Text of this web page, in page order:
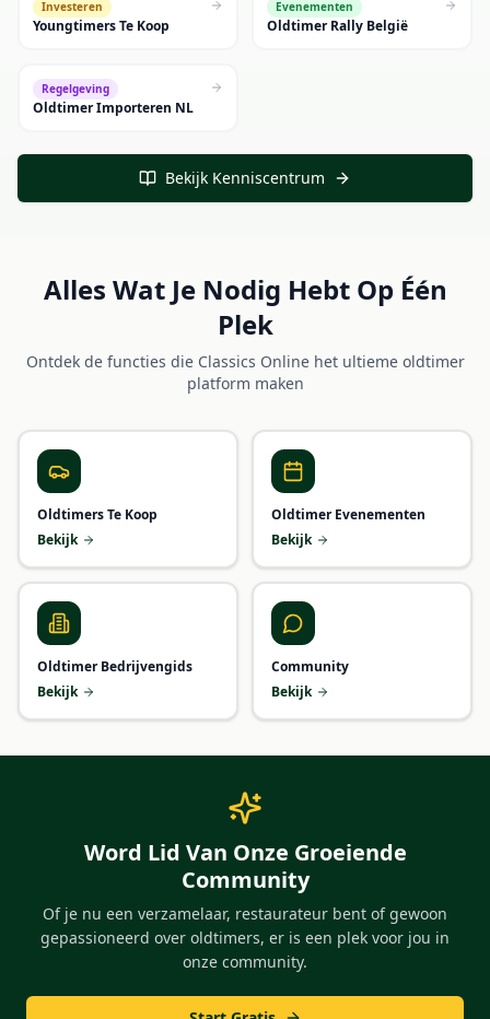
Investeren
Youngtimers Te Koop
Evenementen
Oldtimer Rally België
Regelgeving
Oldtimer Importeren NL
Bekijk Kenniscentrum
Alles Wat Je Nodig Hebt Op Één
Plek
Ontdek de functies die Classics Online het ultieme oldtimer
platform maken
Oldtimers Te Koop
Bekijk
Oldtimer Evenementen
Bekijk
Oldtimer Bedrijvengids
Bekijk
Community
Bekijk
Word Lid Van Onze Groeiende
Community
Of je nu een verzamelaar, restaurateur bent of gewoon
gepassioneerd over oldtimers, er is een plek voor jou in
onze community.